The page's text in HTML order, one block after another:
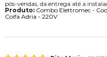
pós-vendas, da entrega até a
Produto:Combo Elettromec -
Coifa Adria - 220V